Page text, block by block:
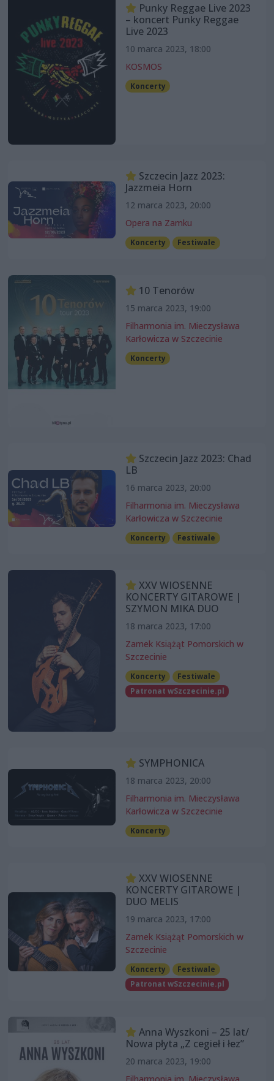
Punky Reggae Live 2023
– koncert Punky Reggae
Live 2023
10 marca 2023, 18:00
KOSMOS
Koncerty
Szczecin Jazz 2023:
Jazzmeia Horn
12 marca 2023, 20:00
Opera na Zamku
Koncerty Festiwale
10 Tenorów
15 marca 2023, 19:00
Filharmonia im. Mieczysława
Karłowicza w Szczecinie
Koncerty
Szczecin Jazz 2023: Chad
LB
16 marca 2023, 20:00
Filharmonia im. Mieczysława
Karłowicza w Szczecinie
Koncerty Festiwale
XXV WIOSENNE
KONCERTY GITAROWE |
SZYMON MIKA DUO
18 marca 2023, 17:00
Zamek Książąt Pomorskich w
Szczecinie
Koncerty
Festiwale
Patronat wSzczecinie.pl
SYMPHONICA
18 marca 2023, 20:00
Filharmonia im. Mieczysława
Karłowicza w Szczecinie
Koncerty
XXV WIOSENNE
KONCERTY GITAROWE |
DUO MELIS
19 marca 2023, 17:00
Zamek Książąt Pomorskich w
Szczecinie
Koncerty
Festiwale
Patronat wSzczecinie.pl
Anna Wyszkoni – 25 lat/
Nowa płyta „Z cegieł i łez”
20 marca 2023, 19:00
Filharmonia im. Mieczysława